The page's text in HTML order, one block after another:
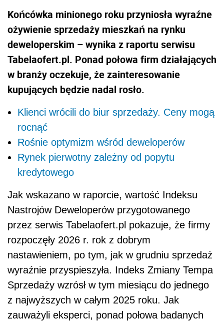
Końcówka minionego roku przyniosła wyraźne
ożywienie sprzedaży mieszkań na rynku
deweloperskim – wynika z raportu serwisu
Tabelaofert.pl. Ponad połowa firm działających
w branży oczekuje, że zainteresowanie
kupujących będzie nadal rosło.
Klienci wrócili do biur sprzedaży. Ceny mogą
rocnąć
Rośnie optymizm wśród deweloperów
Rynek pierwotny zależny od popytu
kredytowego
Jak wskazano w raporcie, wartość Indeksu
Nastrojów Deweloperów przygotowanego
przez serwis Tabelaofert.pl pokazuje, że firmy
rozpoczęły 2026 r. rok z dobrym
nastawieniem, po tym, jak w grudniu sprzedaż
wyraźnie przyspieszyła. Indeks Zmiany Tempa
Sprzedaży wzrósł w tym miesiącu do jednego
z najwyższych w całym 2025 roku. Jak
zauważyli eksperci, ponad połowa badanych